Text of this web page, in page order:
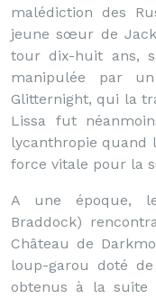
malédiction des
jeune sœur de
tour dix-huit ans,
manipulée par
Glitternight, qui la
Lissa fut
lycanthropie quand
force vitale pour la
A une époque,
Braddock)
Château de
loup-garou doté
obtenus à la suite